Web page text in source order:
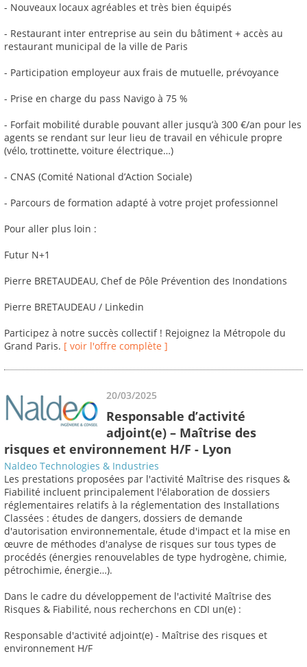
- Nouveaux locaux agréables et très bien équipés
- Restaurant inter entreprise au sein du bâtiment + accès au
restaurant municipal de la ville de Paris
- Participation employeur aux frais de mutuelle, prévoyance
- Prise en charge du pass Navigo à 75 %
- Forfait mobilité durable pouvant aller jusqu’à 300 €/an pour les
agents se rendant sur leur lieu de travail en véhicule propre
(vélo, trottinette, voiture électrique…)
- CNAS (Comité National d’Action Sociale)
- Parcours de formation adapté à votre projet professionnel
Pour aller plus loin :
Futur N+1
Pierre BRETAUDEAU, Chef de Pôle Prévention des Inondations
Pierre BRETAUDEAU / Linkedin
Participez à notre succès collectif ! Rejoignez la Métropole du
Grand Paris. [ voir l'offre complète ]
20/03/2025
Responsable d’activité
adjoint(e) – Maîtrise des
risques et environnement H/F - Lyon
Naldeo Technologies & Industries
Les prestations proposées par l'activité Maîtrise des risques &
Fiabilité incluent principalement l'élaboration de dossiers
réglementaires relatifs à la réglementation des Installations
Classées : études de dangers, dossiers de demande
d'autorisation environnementale, étude d'impact et la mise en
œuvre de méthodes d'analyse de risques sur tous types de
procédés (énergies renouvelables de type hydrogène, chimie,
pétrochimie, énergie…).
Dans le cadre du développement de l'activité Maîtrise des
Risques & Fiabilité, nous recherchons en CDI un(e) :
Responsable d'activité adjoint(e) - Maîtrise des risques et
environnement H/F